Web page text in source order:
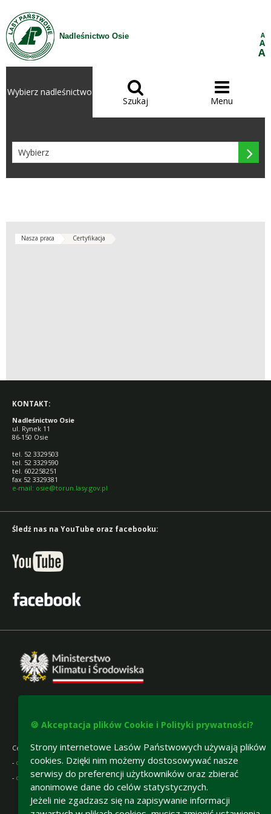
Przejdź do treści
Nadleśnictwo Osie A
A
A
Wybierz nadleśnictwo 
Szukaj

Menu

Nasza praca Certyfikacja
KONTAKT:
Nadleśnictwo Osie
ul. Rynek 11
86-150 Osie
tel. 52 3329503
tel. 52 3329590
tel. 602258251
fax 52 3329381
e-mail: osie@torun.lasy.gov.pl
Śledź nas na YouTube oraz facebooku:
Certyfikaty gospodarki leśnej:
- certyfikat FSC®
- certyfikat PEFC
Deklaracja dostępności
🍪 Akceptacja plików Cookie i Polityki prywatności?
Strony internetowe Lasów Państwowych używają plików
cookies. Dzięki nim możemy dostosowywać nasze
serwisy do preferencji użytkowników oraz zbierać
anonimowe dane do celów statystycznych.
Jeżeli nie zgadzasz się na zapisywanie informacji